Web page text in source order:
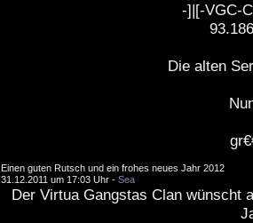
-]|[-VGC-
Die alten
Einen guten Rutsch und ein frohes neues Jahr 2012
31.12.2011 um 17:03 Uhr - Sea
Der Virtua Gangstas Clan wünscht